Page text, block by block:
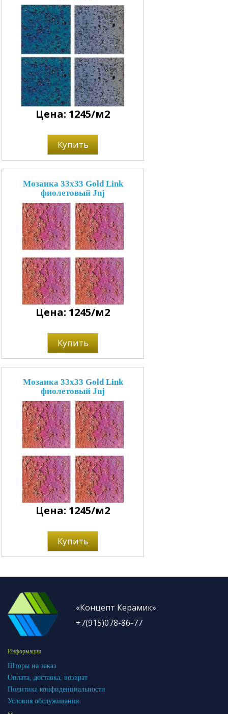
Цена: 1245/м2
Купить
Мозаика 33x33 Gold Link
фиолетовый Jnj
Цена: 1245/м2
Купить
Мозаика 33x33 Gold Link
фиолетовый Jnj
Цена: 1245/м2
Купить
«Концепт Керамик»
+7(915)078-86-77
Информация
Шторы на заказ
Оплата, доставка, возврат
Политика конфиденциальности
Условия обслуживания